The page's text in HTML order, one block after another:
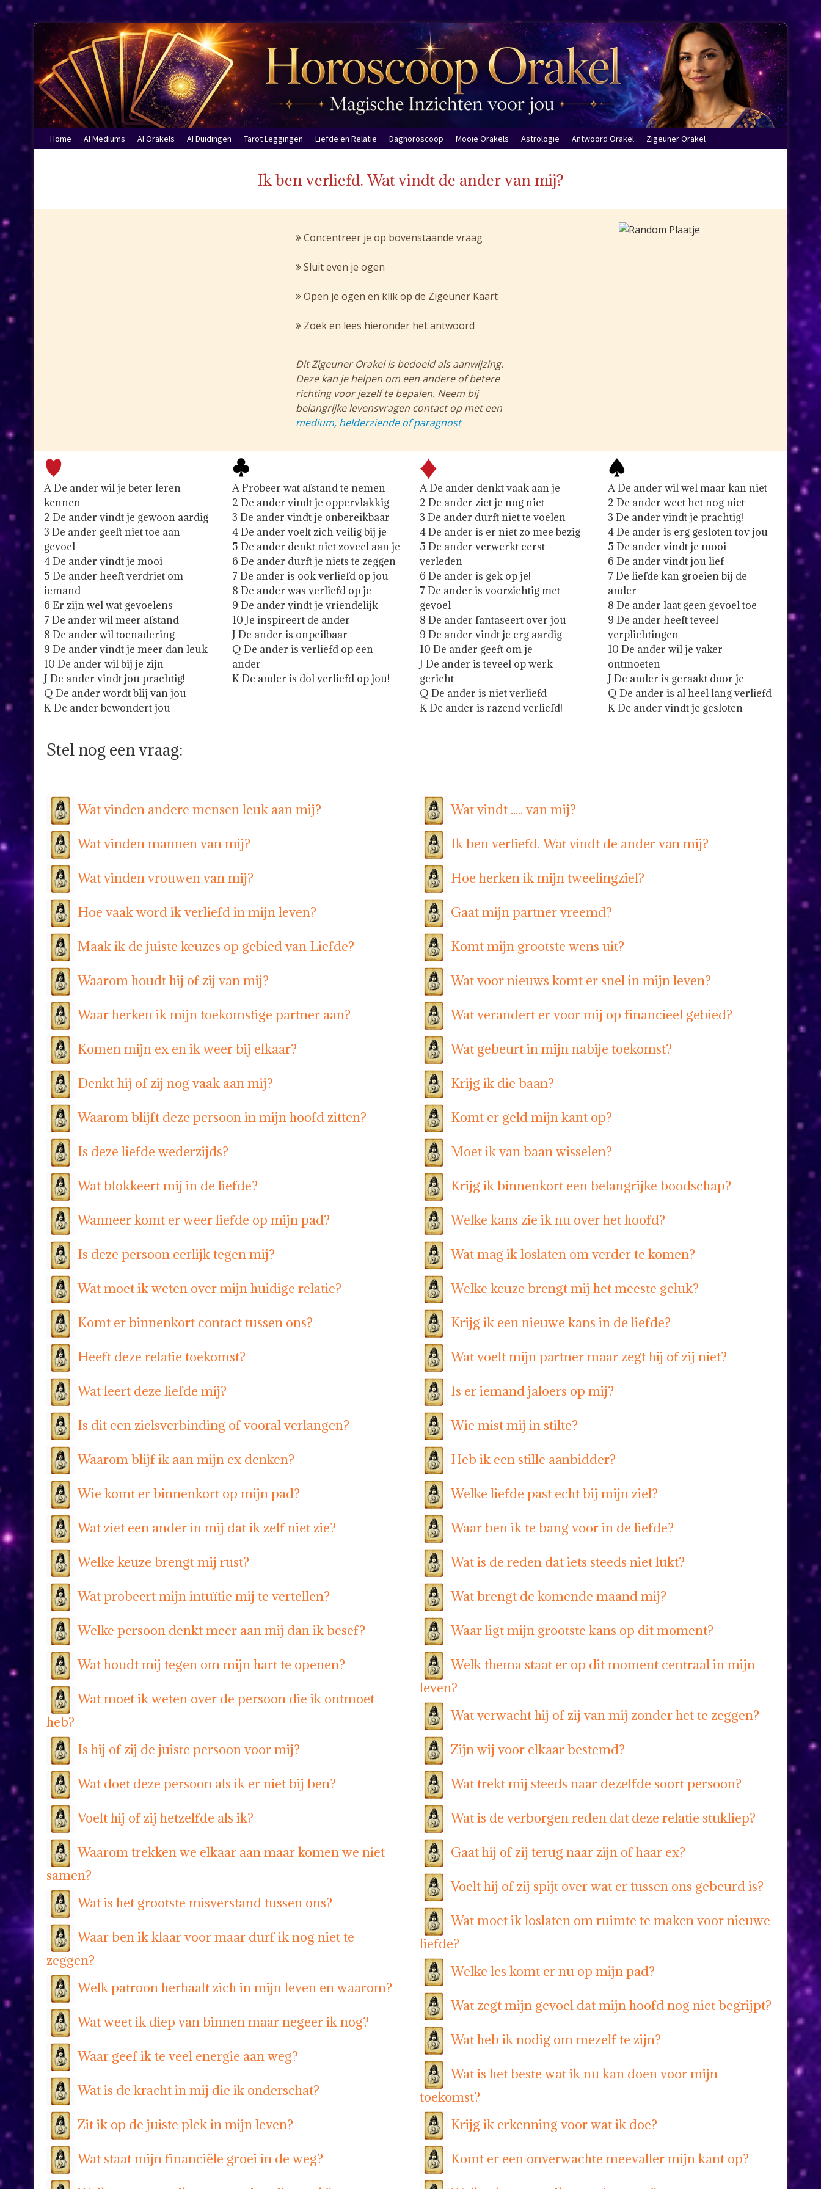
Home AI Mediums AI Orakels AI Duidingen Tarot Leggingen Liefde en Relatie Daghoroscoop Mooie Orakels Astrologie Antwoord Orakel Zigeuner Orakel
Ik ben verliefd. Wat vindt de ander van mij?
Concentreer je op bovenstaande vraag
Sluit even je ogen
Open je ogen en klik op de Zigeuner Kaart
Zoek en lees hieronder het antwoord
Dit Zigeuner Orakel is bedoeld als aanwijzing.
Deze kan je helpen om een andere of betere
richting voor jezelf te bepalen. Neem bij
belangrijke levensvragen contact op met een
medium, helderziende of paragnost
A De ander wil je beter leren
kennen
2 De ander vindt je gewoon aardig
3 De ander geeft niet toe aan
gevoel
4 De ander vindt je mooi
5 De ander heeft verdriet om
iemand
6 Er zijn wel wat gevoelens
7 De ander wil meer afstand
8 De ander wil toenadering
9 De ander vindt je meer dan leuk
10 De ander wil bij je zijn
J De ander vindt jou prachtig!
Q De ander wordt blij van jou
K De ander bewondert jou
A Probeer wat afstand te nemen
2 De ander vindt je oppervlakkig
3 De ander vindt je onbereikbaar
4 De ander voelt zich veilig bij je
5 De ander denkt niet zoveel aan je
6 De ander durft je niets te zeggen
7 De ander is ook verliefd op jou
8 De ander was verliefd op je
9 De ander vindt je vriendelijk
10 Je inspireert de ander
J De ander is onpeilbaar
Q De ander is verliefd op een
ander
K De ander is dol verliefd op jou!
A De ander denkt vaak aan je
2 De ander ziet je nog niet
3 De ander durft niet te voelen
4 De ander is er niet zo mee bezig
5 De ander verwerkt eerst
verleden
6 De ander is gek op je!
7 De ander is voorzichtig met
gevoel
8 De ander fantaseert over jou
9 De ander vindt je erg aardig
10 De ander geeft om je
J De ander is teveel op werk
gericht
Q De ander is niet verliefd
K De ander is razend verliefd!
A De ander wil wel maar kan niet
2 De ander weet het nog niet
3 De ander vindt je prachtig!
4 De ander is erg gesloten tov jou
5 De ander vindt je mooi
6 De ander vindt jou lief
7 De liefde kan groeien bij de
ander
8 De ander laat geen gevoel toe
9 De ander heeft teveel
verplichtingen
10 De ander wil je vaker
ontmoeten
J De ander is geraakt door je
Q De ander is al heel lang verliefd
K De ander vindt je gesloten
Stel nog een vraag:
Wat vinden andere mensen leuk aan mij?
Wat vinden mannen van mij?
Wat vinden vrouwen van mij?
Hoe vaak word ik verliefd in mijn leven?
Maak ik de juiste keuzes op gebied van Liefde?
Waarom houdt hij of zij van mij?
Waar herken ik mijn toekomstige partner aan?
Komen mijn ex en ik weer bij elkaar?
Denkt hij of zij nog vaak aan mij?
Waarom blijft deze persoon in mijn hoofd zitten?
Is deze liefde wederzijds?
Wat blokkeert mij in de liefde?
Wanneer komt er weer liefde op mijn pad?
Is deze persoon eerlijk tegen mij?
Wat moet ik weten over mijn huidige relatie?
Komt er binnenkort contact tussen ons?
Heeft deze relatie toekomst?
Wat leert deze liefde mij?
Is dit een zielsverbinding of vooral verlangen?
Waarom blijf ik aan mijn ex denken?
Wie komt er binnenkort op mijn pad?
Wat ziet een ander in mij dat ik zelf niet zie?
Welke keuze brengt mij rust?
Wat probeert mijn intuïtie mij te vertellen?
Welke persoon denkt meer aan mij dan ik besef?
Wat houdt mij tegen om mijn hart te openen?
Wat moet ik weten over de persoon die ik ontmoet
heb?
Is hij of zij de juiste persoon voor mij?
Wat doet deze persoon als ik er niet bij ben?
Voelt hij of zij hetzelfde als ik?
Waarom trekken we elkaar aan maar komen we niet
samen?
Wat is het grootste misverstand tussen ons?
Waar ben ik klaar voor maar durf ik nog niet te
zeggen?
Welk patroon herhaalt zich in mijn leven en waarom?
Wat weet ik diep van binnen maar negeer ik nog?
Waar geef ik te veel energie aan weg?
Wat is de kracht in mij die ik onderschat?
Zit ik op de juiste plek in mijn leven?
Wat staat mijn financiële groei in de weg?
Wat vindt ..... van mij?
Ik ben verliefd. Wat vindt de ander van mij?
Hoe herken ik mijn tweelingziel?
Gaat mijn partner vreemd?
Komt mijn grootste wens uit?
Wat voor nieuws komt er snel in mijn leven?
Wat verandert er voor mij op financieel gebied?
Wat gebeurt in mijn nabije toekomst?
Krijg ik die baan?
Komt er geld mijn kant op?
Moet ik van baan wisselen?
Krijg ik binnenkort een belangrijke boodschap?
Welke kans zie ik nu over het hoofd?
Wat mag ik loslaten om verder te komen?
Welke keuze brengt mij het meeste geluk?
Krijg ik een nieuwe kans in de liefde?
Wat voelt mijn partner maar zegt hij of zij niet?
Is er iemand jaloers op mij?
Wie mist mij in stilte?
Heb ik een stille aanbidder?
Welke liefde past echt bij mijn ziel?
Waar ben ik te bang voor in de liefde?
Wat is de reden dat iets steeds niet lukt?
Wat brengt de komende maand mij?
Waar ligt mijn grootste kans op dit moment?
Welk thema staat er op dit moment centraal in mijn
leven?
Wat verwacht hij of zij van mij zonder het te zeggen?
Zijn wij voor elkaar bestemd?
Wat trekt mij steeds naar dezelfde soort persoon?
Wat is de verborgen reden dat deze relatie stukliep?
Gaat hij of zij terug naar zijn of haar ex?
Voelt hij of zij spijt over wat er tussen ons gebeurd is?
Wat moet ik loslaten om ruimte te maken voor nieuwe
liefde?
Welke les komt er nu op mijn pad?
Wat zegt mijn gevoel dat mijn hoofd nog niet begrijpt?
Wat heb ik nodig om mezelf te zijn?
Wat is het beste wat ik nu kan doen voor mijn
toekomst?
Krijg ik erkenning voor wat ik doe?
Komt er een onverwachte meevaller mijn kant op?